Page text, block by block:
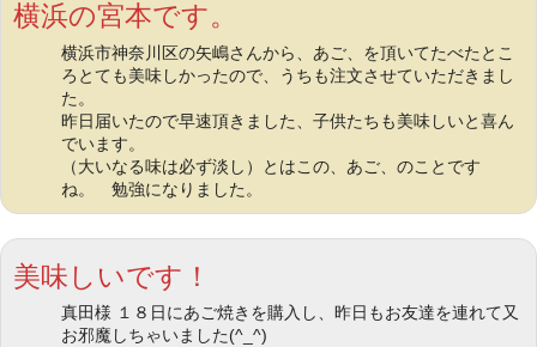
横浜の宮本です。
横浜市神奈川区の矢嶋さんから、あご、を頂いてたべたとこ
ろとても美味しかったので、うちも注文させていただきまし
た。
昨日届いたので早速頂きました、子供たちも美味しいと喜ん
でいます。
（大いなる味は必ず淡し）とはこの、あご、のことです
ね。 勉強になりました。
美味しいです！
真田様 １８日にあご焼きを購入し、昨日もお友達を連れて又
お邪魔しちゃいました(^_^)